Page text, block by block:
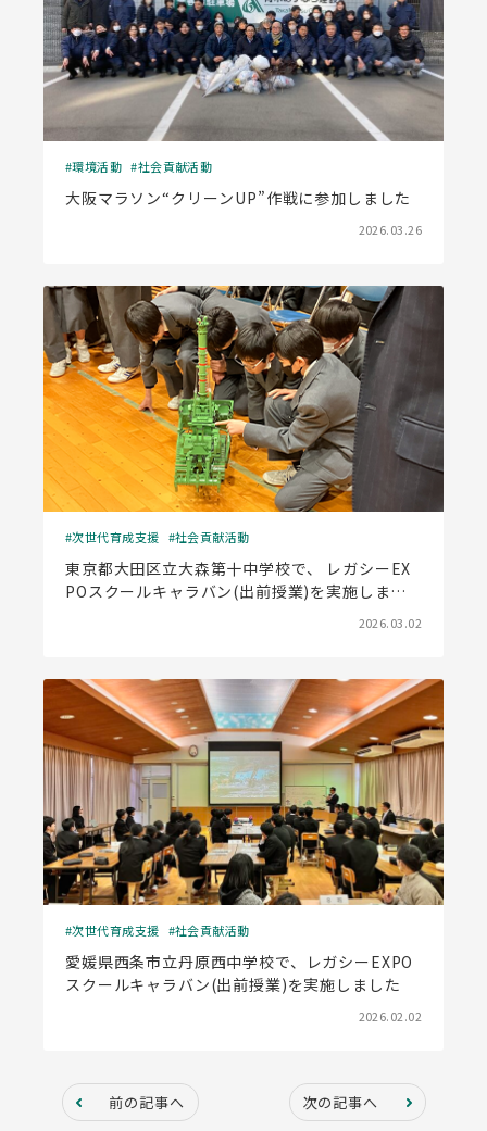
環境活動 社会貢献活動
大阪マラソン“クリーンUP”作戦に参加しました
2026.03.26
次世代育成支援 社会貢献活動
東京都大田区立大森第十中学校で、 レガシーEX
POスクールキャラバン(出前授業)を実施しまし
2026.03.02
次世代育成支援 社会貢献活動
愛媛県西条市立丹原西中学校で、レガシーEXPO
スクールキャラバン(出前授業)を実施しました
2026.02.02
前の記事へ 次の記事へ